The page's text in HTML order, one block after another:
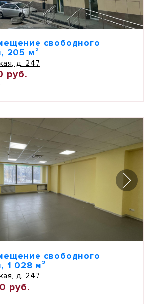
свободного
205 м²
д. 247
руб.
свободного
1 028 м²
д. 247
руб.